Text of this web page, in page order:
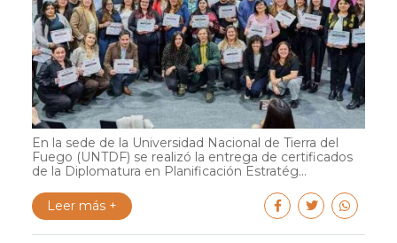
En la sede de la Universidad Nacional de Tierra del
Fuego (UNTDF) se realizó la entrega de certificados
de la Diplomatura en Planificación Estratég...
Leer más +